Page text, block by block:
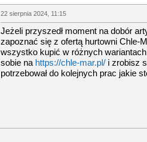
22 sierpnia 2024, 11:15
Jeżeli przyszedł moment na dobór
zapoznać się z ofertą hurtowni Chle-
wszystko kupić w różnych
sobie na https://chle-mar.pl/ i zrobisz
potrzebował do kolejnych prac jakie